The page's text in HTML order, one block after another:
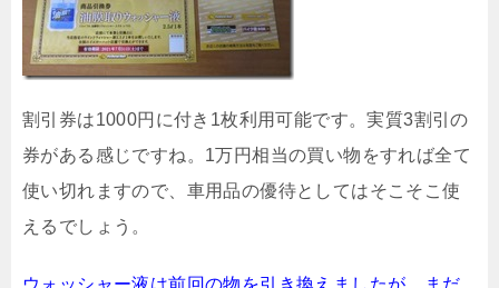
割引券は1000円に付き1枚利用可能です。実質3割引の
券がある感じですね。1万円相当の買い物をすれば全て
使い切れますので、車用品の優待としてはそこそこ使
えるでしょう。